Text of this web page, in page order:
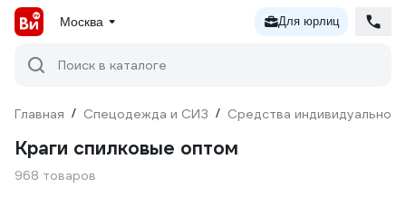
Москва Для юрлиц
Поиск в каталоге
Главная / Спецодежда и СИЗ / Средства индивидуальной
Краги спилковые оптом
968 товаров